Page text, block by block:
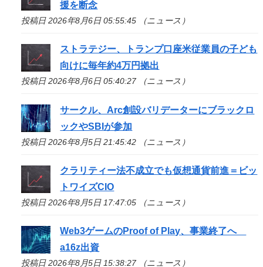
援を断念
投稿日 2026年8月6日 05:55:45 （ニュース）
ストラテジー、トランプ口座米従業員の子ども
向けに毎年約4万円拠出
投稿日 2026年8月6日 05:40:27 （ニュース）
サークル、Arc創設バリデーターにブラックロ
ックやSBIが参加
投稿日 2026年8月5日 21:45:42 （ニュース）
クラリティー法不成立でも仮想通貨前進＝ビッ
トワイズCIO
投稿日 2026年8月5日 17:47:05 （ニュース）
Web3ゲームのProof of Play、事業終了へ
a16z出資
投稿日 2026年8月5日 15:38:27 （ニュース）